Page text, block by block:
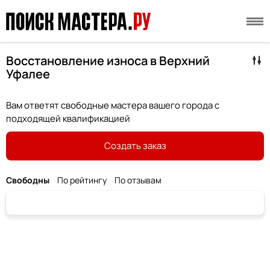
Восстановление износа в Верхний
Уфалее
Вам ответят свободные мастера вашего города с
подходящей квалификацией
Создать заказ
Свободны По рейтингу По отзывам